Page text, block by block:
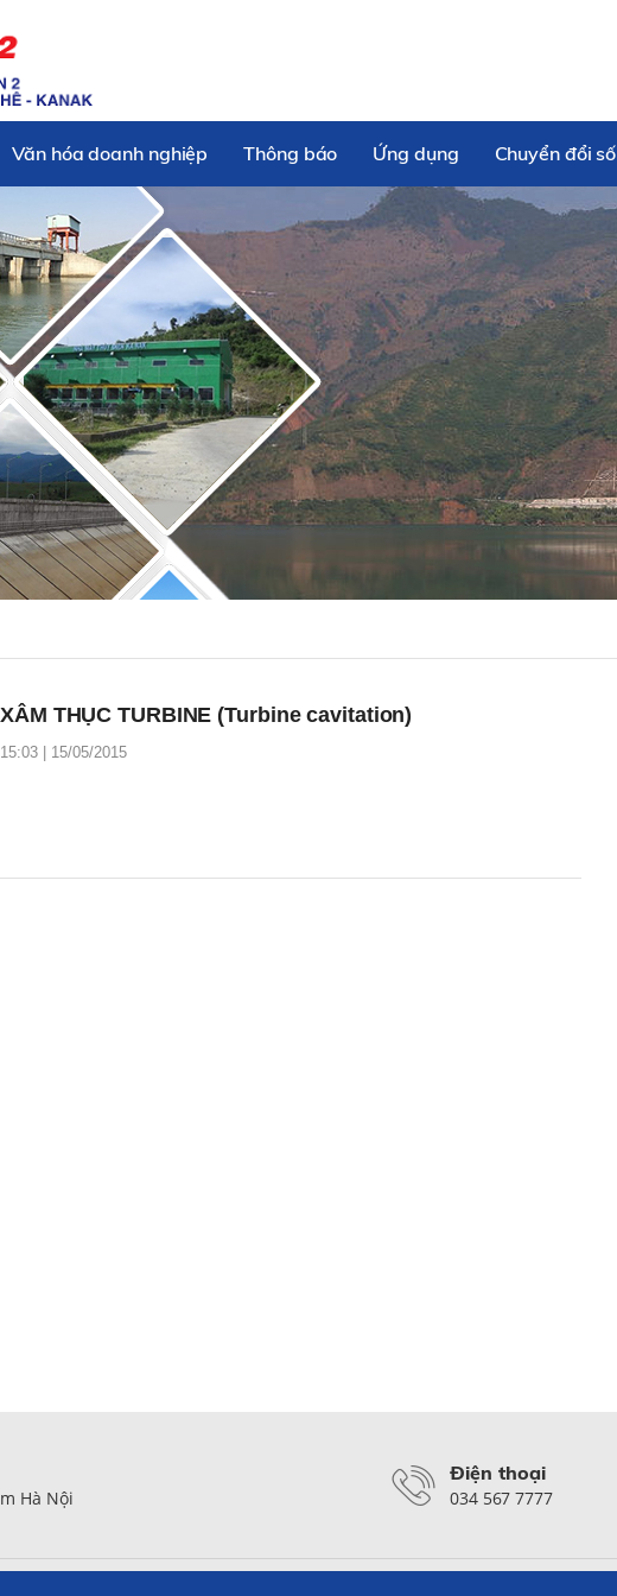
Văn hóa doanh nghiệp Thông báo Ứng dụng Chuyển đổi số
XÂM THỤC TURBINE (Turbine cavitation)
15:03 | 15/05/2015
Hà Nội
Điện thoại
034 567 7777